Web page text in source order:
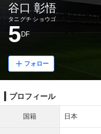
谷口 彰悟
タニグチ ショウゴ
5 DF
フォロー
プロフィール
国籍 日本